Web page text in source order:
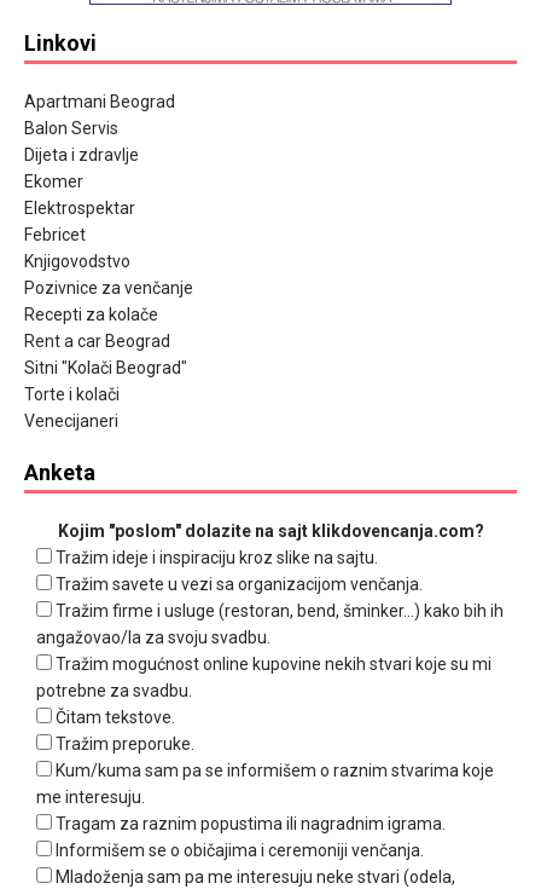
Linkovi
Apartmani Beograd
Balon Servis
Dijeta i zdravlje
Ekomer
Elektrospektar
Febricet
Knjigovodstvo
Pozivnice za venčanje
Recepti za kolače
Rent a car Beograd
Sitni "Kolači Beograd"
Torte i kolači
Venecijaneri
Anketa
Kojim "poslom" dolazite na sajt klikdovencanja.com?
Tražim ideje i inspiraciju kroz slike na sajtu.
Tražim savete u vezi sa organizacijom venčanja.
Tražim firme i usluge (restoran, bend, šminker...) kako bih ih
angažovao/la za svoju svadbu.
Tražim mogućnost online kupovine nekih stvari koje su mi
potrebne za svadbu.
Čitam tekstove.
Tražim preporuke.
Kum/kuma sam pa se informišem o raznim stvarima koje
me interesuju.
Tragam za raznim popustima ili nagradnim igrama.
Informišem se o običajima i ceremoniji venčanja.
Mladoženja sam pa me interesuju neke stvari (odela,